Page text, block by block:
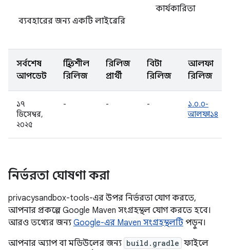
কার্যকারিতা
ব্যবহারের জন্য একটি লাইব্রেরি
সর্বশেষ
আপডেট
স্থিতিশীল
রিলিজ
রিলিজ
প্রার্থী
বিটা
রিলিজ
আলফা
রিলিজ
১৭
ডিসেম্বর,
২০২৫
- - -
১.০.০-
আলফা১৪
নির্ভরতা ঘোষণা করা
privacysandbox-tools-এর উপর নির্ভরতা যোগ করতে,
আপনার প্রকল্পে Google Maven সংগ্রহস্থল যোগ করতে হবে।
আরও তথ্যের জন্য Google-এর Maven সংগ্রহস্থলটি পড়ুন।
আপনার অ্যাপ বা মডিউলের জন্য build.gradle ফাইলে